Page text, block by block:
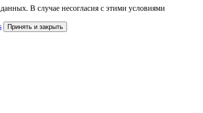
В случае несогласия с этими условиями
Принять и закрыть